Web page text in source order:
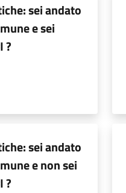
sei andato
e sei
?
sei andato
e non sei
?